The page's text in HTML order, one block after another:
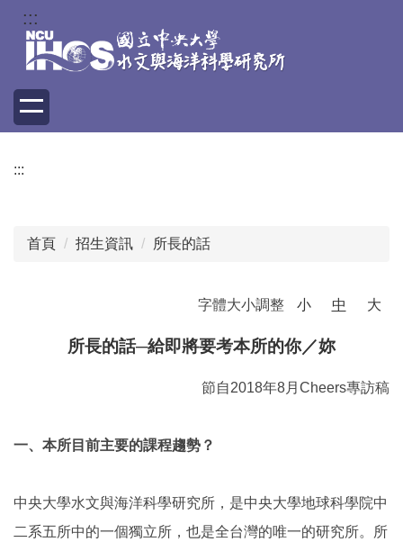
內
容
:::
:::
首頁 招生資訊 所長的話
字體大小調整 小 中 大
所長的話─給即將要考本所的你／妳
節自2018年8月Cheers專訪稿
一、本所目前主要的課程趨勢？
中央大學水文與海洋科學研究所，是中央大學地球科學院中
二系五所中的一個獨立所，也是全台灣的唯一的研究所。所